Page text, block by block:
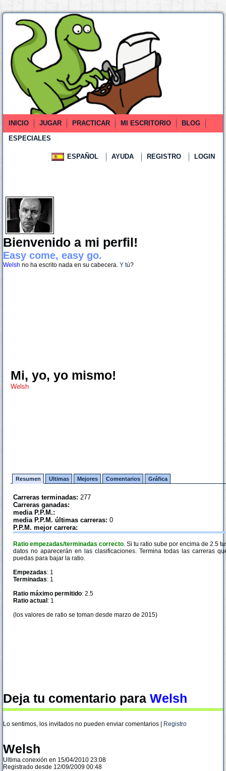
INICIO JUGAR PRACTICAR MI ESCRITORIO
BLOG
ESPECIALES
ESPAÑOL AYUDA REGISTRO LOGIN
Bienvenido a mi perfil!
Easy come, easy go.
Welsh no ha escrito nada en su cabecera. Y tú?
Mi, yo, yo mismo!
Welsh
Resumen Ultimas Mejores Comentarios Gráfica
Carreras terminadas: 277
Carreras ganadas:
media P.P.M.:
media P.P.M. últimas carreras: 0
P.P.M. mejor carrera:
Ratio empezadas/terminadas correcto. Si tu ratio sube por encima de 2.5
datos no aparecerán en las clasificaciones. Termina todas las carreras
puedas para bajar la ratio.
Empezadas: 1
Terminadas: 1
Ratio máximo permitido: 2.5
Ratio actual : 1
(los valores de ratio se toman desde marzo de 2015)
Deja tu comentario para Welsh
Lo sentimos, los invitados no pueden enviar comentarios | Registro
Welsh
Ultima conexión en 15/04/2010 23:08
Registrado desde 12/09/2009 00:48